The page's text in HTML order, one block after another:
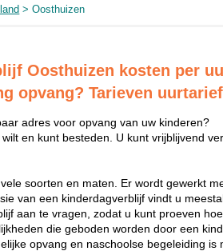
> Oosthuizen
Oosthuizen kosten per
opvang? Tarieven
adres voor opvang van uw kinderen?
en kunt besteden. U kunt vrijblijvend
soorten en maten. Er wordt gewerkt
van een kinderdagverblijf vindt u
aan te vragen, zodat u kunt proeven
die geboden worden door een
opvang en naschoolse begeleiding is